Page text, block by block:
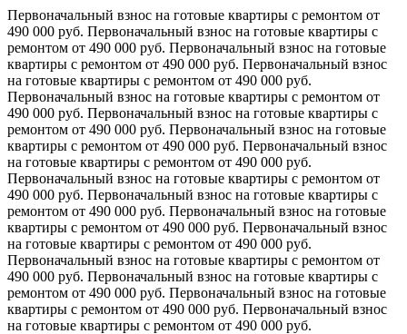
Первоначальный взнос на готовые квартиры с ремонтом от
490 000 руб. Первоначальный взнос на готовые квартиры с
ремонтом от 490 000 руб. Первоначальный взнос на готовые
квартиры с ремонтом от 490 000 руб. Первоначальный взнос
на готовые квартиры с ремонтом от 490 000 руб.
Первоначальный взнос на готовые квартиры с ремонтом от
490 000 руб. Первоначальный взнос на готовые квартиры с
ремонтом от 490 000 руб. Первоначальный взнос на готовые
квартиры с ремонтом от 490 000 руб. Первоначальный взнос
на готовые квартиры с ремонтом от 490 000 руб.
Первоначальный взнос на готовые квартиры с ремонтом от
490 000 руб. Первоначальный взнос на готовые квартиры с
ремонтом от 490 000 руб. Первоначальный взнос на готовые
квартиры с ремонтом от 490 000 руб. Первоначальный взнос
на готовые квартиры с ремонтом от 490 000 руб.
Первоначальный взнос на готовые квартиры с ремонтом от
490 000 руб. Первоначальный взнос на готовые квартиры с
ремонтом от 490 000 руб. Первоначальный взнос на готовые
квартиры с ремонтом от 490 000 руб. Первоначальный взнос
на готовые квартиры с ремонтом от 490 000 руб.